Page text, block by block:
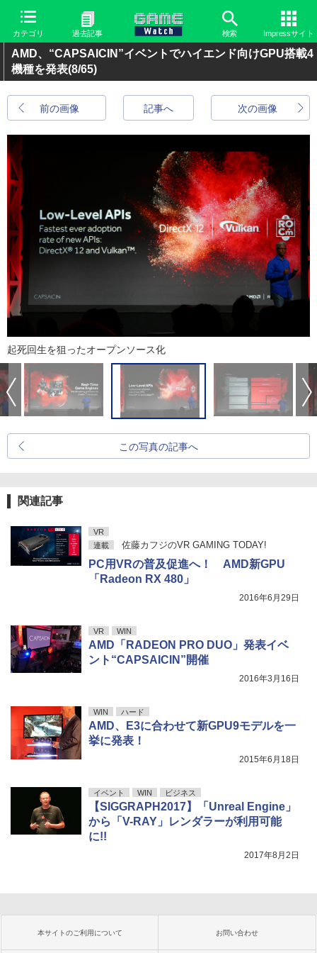
カテゴリ 過去記事 検索 Impressサイト
AMD、“CAPSAICIN”イベントでハイエンド向けGPU搭載4
機種を発表(8/65)
前の画像 次の画像
記事へ
起死回生を狙ったオープンソース化
この写真の記事へ
関連記事
VR
連載
佐藤カフジのVR GAMING TODAY!
PC用VRの普及促進へ！ AMD新GPU
「Radeon RX 480」
2016年6月29日
VR WIN
AMD「RADEON PRO DUO」発表イベ
ント“CAPSAICIN”開催
2016年3月16日
WIN ハード
AMD、E3に合わせて新GPU9モデルを一
挙に発表！
2015年6月18日
イベント WIN ビジネス
【SIGGRAPH2017】「Unreal Engine」
から「V-RAY」レンダラーが利用可能
に!!
2017年8月2日
本サイトのご利用について お問い合わせ